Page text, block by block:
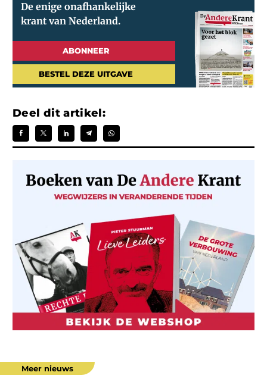
ABONNEER
BESTEL DEZE UITGAVE
Deel dit artikel:
Meer nieuws